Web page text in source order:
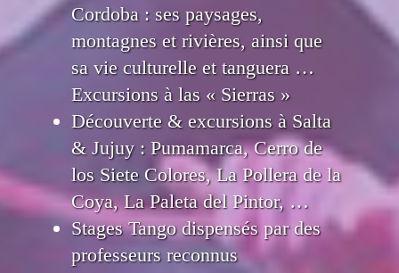
Cordoba : ses paysages,
montagnes et rivières, ainsi que
sa vie culturelle et tanguera …
Excursions à las « Sierras »
Découverte & excursions à Salta
& Jujuy : Pumamarca, Cerro de
los Siete Colores, La Pollera de la
Coya, La Paleta del Pintor, …
Stages Tango dispensés par des
professeurs reconnus